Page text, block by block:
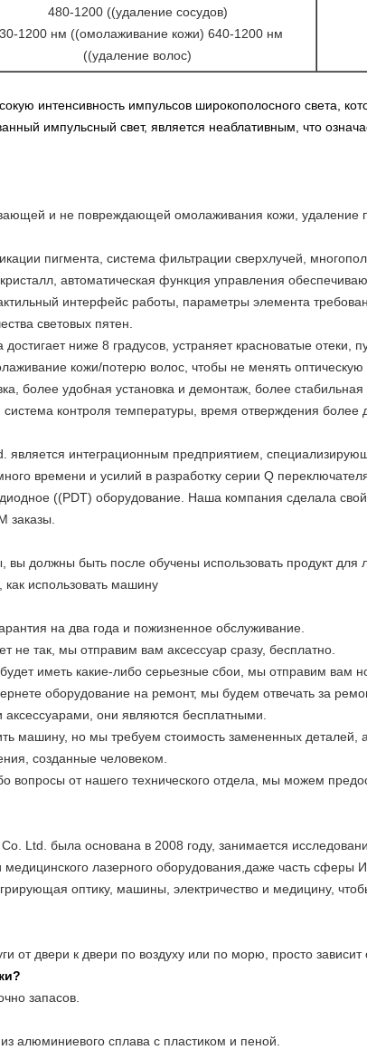
480-1200 ((удаление сосудов)
1200 нм ((омолаживание кожи) 640-1200 нм
((удаление волос)
интенсивность импульсов широкополосного света,
импульсный свет, является неаблативным, что
и не повреждающей омолаживания кожи, удаление
пигмента, система фильтрации сверхлучей,
автоматическая функция управления
интерфейс работы, параметры элемента
световых пятен.
ниже 8 градусов, устраняет красноватые отеки,
кожи/потерю волос, чтобы не менять оптическую
более удобная установка и демонтаж, более стабильная
контроля температуры, время отверждения более
является интеграционным предприятием,
времени и усилий в разработку серии Q
((PDT) оборудование. Наша компания сделала
заказы.
вы должны быть после обучены использовать продукт для
как использовать машину
на два года и пожизненное обслуживание.
не так, мы отправим вам аксессуар сразу, бесплатно.
иметь какие-либо серьезные сбои, мы отправим вам
оборудование на ремонт, мы будем отвечать за
аксессуарами, они являются бесплатными.
машину, но мы требуем стоимость замененных деталей,
созданные человеком.
вопросы от нашего технического отдела, мы можем
Ltd. была основана в 2008 году, занимается
медицинского лазерного оборудования,даже часть сферы
оптику, машины, электричество и медицину,
от двери к двери по воздуху или по морю, просто зависит
запасов.
алюминиевого сплава с пластиком и пеной.